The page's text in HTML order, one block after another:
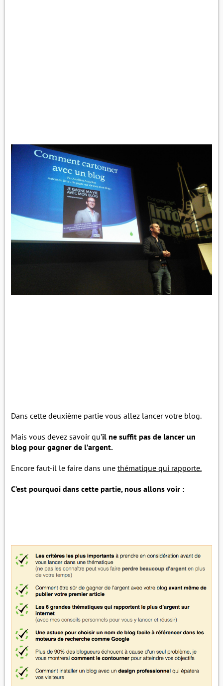
Dans cette deuxième partie vous allez lancer votre blog.
Mais vous devez savoir qu’il ne suffit pas de lancer un
blog pour gagner de l’argent.
Encore faut-il le faire dans une thématique qui rapporte.
C’est pourquoi dans cette partie, nous allons voir :